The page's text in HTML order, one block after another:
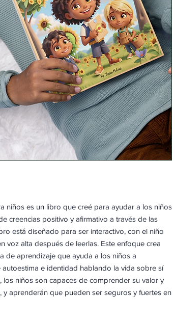
niños es un libro que creé para ayudar a los niños
creencias positivo y afirmativo a través de las
está diseñado para ser interactivo, con el niño
voz alta después de leerlas. Este enfoque crea
de aprendizaje que ayuda a los niños a
e identidad hablando la vida sobre sí
los niños son capaces de comprender su valor y
aprenderán que pueden ser seguros y fuertes en